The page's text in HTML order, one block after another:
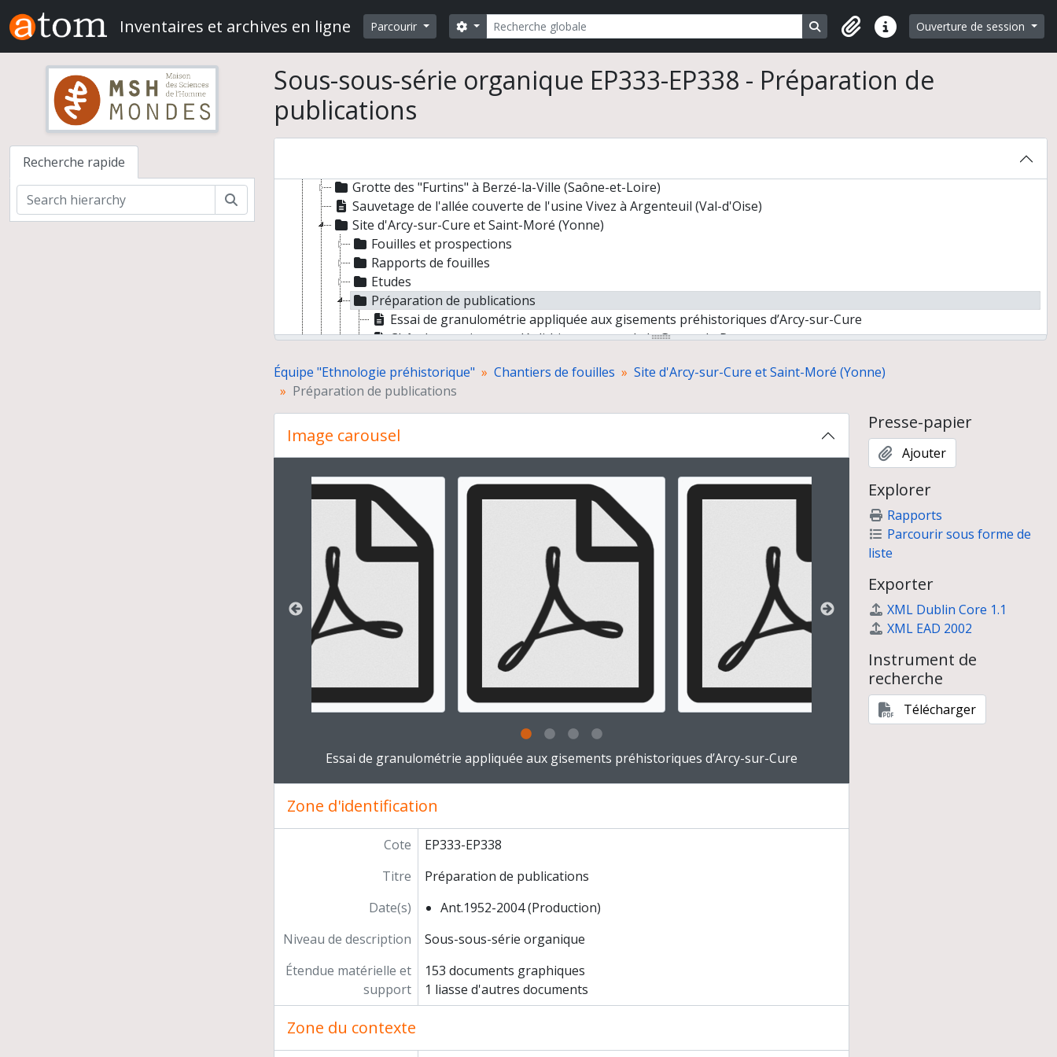
Skip to main content
Inventaires et archives en ligne Parcourir Rechercher
Search options Search in browse page
Liens rapidesOuverture de session
Recherche rapide
Rechercher
Sous-sous-série organique EP333-EP338 - Préparation de
publications
Grotte des "Furtins" à Berzé-la-Ville (Saône-et-Loire)
Sauvetage de l'allée couverte de l'usine Vivez à Argenteuil (Val-d'Oise)
Site d'Arcy-sur-Cure et Saint-Moré (Yonne)
Fouilles et prospections
Rapports de fouilles
Etudes
Préparation de publications
Essai de granulométrie appliquée aux gisements préhistoriques d’Arcy-sur-Cure
Châtelperronien et paléolithique moyen de la Grotte du Renne
L'Aurignacien de la Grotte du Renne
Flore d'Arcy-sur-Cure, Saint-Moré, Voutenay, La Jarrie, Lac Sauvin et Précy-le-Sec
Dessins d'objets de Roger Humbert pour publication
Exposition pour les visiteurs du site
Grottes du "Perthuis" et du "Grenier" à Saint-Romain (Côte-d'Or)
Hypogée des "Mournouards" à Mesnil-sur-Oger (Marne)
Enceinte préhistorique à Champs (Yonne)
Cimetière mérovingien d'Escolives (Yonne, 1962)
Sauvetage du cimetière mérovingien et carolingien de "Brienne" à Nitry (Yonne)
Fouilles de sauvetage de l'hypogée de "L'homme mort" à Tinqueux (Marne)
Sauvetage d'une enceinte préhistorique à Monéteau-Gurgy (Yonne)
Sondage du site "Les Bosquets" à Montfermeil (Seine-Saint-Denis)
Chantier archéologique de Pincevent (commune de La Grande Paroisse, Seine-et-Marne)
Sauvetage d'un gisement tardenoisien à Sonchamp (Yvelines)
Ramassages de surface sur le site de "Moque panier" à Ville-Saint-Jacques (Seine-et-Marne)
Prospections en Seine-et-Marne
Participation d'André Leroi-Gourhan à des chantiers archéologiques
Négatifs relatifs à différents chantiers
Tirages relatifs à différents chantiers
Enseignement
Cahiers du Centre de recherches préhistoriques
Équipe "Ethnologie préhistorique" Chantiers de fouilles
Site d'Arcy-sur-Cure et Saint-Moré (Yonne)
Préparation de publications
Image carousel
Changer la présente diapositive de ce carrousel changera la description affichée au carrousel suivant. Cliquer sur n'importe
Clicking this description title link will open the description view page for this digital object. Advancing the carousel above will
Essai de granulométrie appliquée aux gisements préhistoriques d’Arcy-sur-Cure
Zone d'identification
Cote
EP333-EP338
Titre
Préparation de publications
Date(s)
Ant.1952-2004 (Production)
Niveau de description
Sous-sous-série organique
Étendue matérielle et
support
153 documents graphiques
1 liasse d'autres documents
Zone du contexte
Presse-papier
Ajouter
Explorer
Rapports
Parcourir sous forme de
liste
Exporter
XML Dublin Core 1.1
XML EAD 2002
Instrument de
recherche
Télécharger